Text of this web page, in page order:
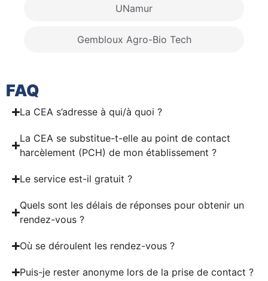
UNamur
Gembloux Agro-Bio Tech
FAQ
La CEA s’adresse à qui/à quoi ?
La CEA se substitue-t-elle au point de contact
harcèlement (PCH) de mon établissement ?
Le service est-il gratuit ?
Quels sont les délais de réponses pour obtenir un
rendez-vous ?
Où se déroulent les rendez-vous ?
Puis-je rester anonyme lors de la prise de contact ?